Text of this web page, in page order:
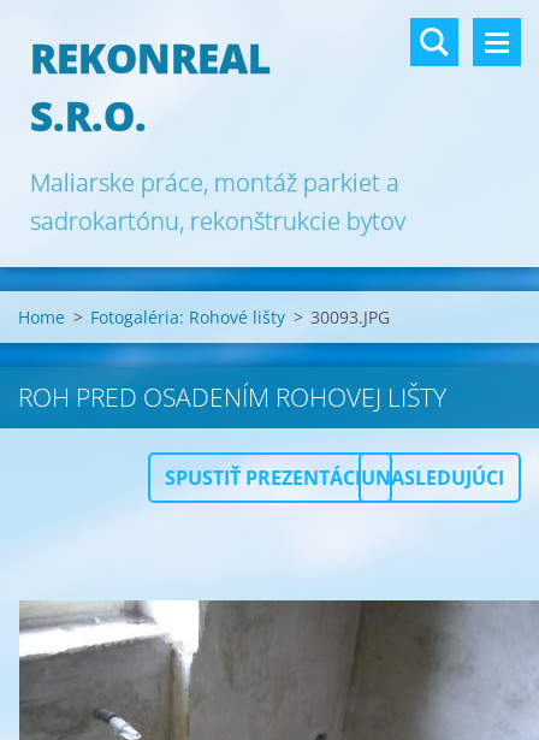
REKONREAL
S.R.O.
Maliarske práce, montáž parkiet a
sadrokartónu, rekonštrukcie bytov
Bratislava.
Home > Fotogaléria: Rohové lišty > 30093.JPG
ROH PRED OSADENÍM ROHOVEJ LIŠTY
SPUSTIŤ PREZENTÁCIUNASLEDUJÚCI